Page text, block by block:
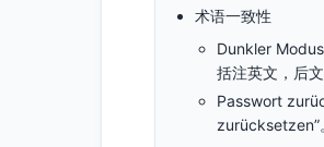
术语一致性
Dunkler
括注英文，后文
Passwort
zurücksetzen”